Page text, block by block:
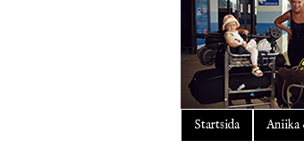
Startsida Aniika